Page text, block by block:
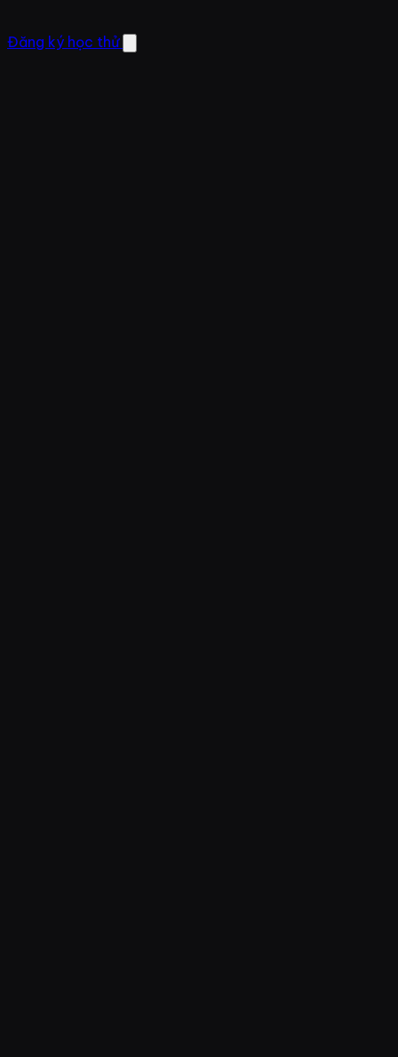
Đăng ký học thử